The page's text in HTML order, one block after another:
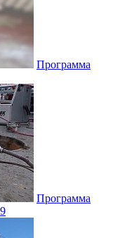
Программа
Программа